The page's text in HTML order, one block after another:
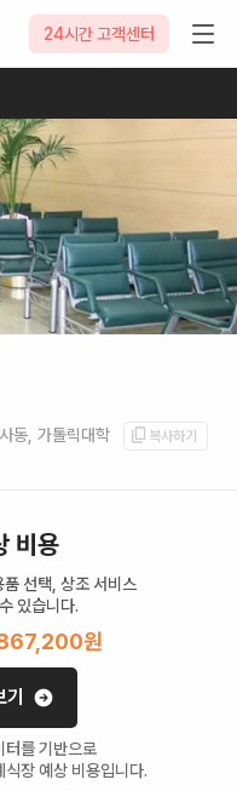
24시간 고객센터
동, 가톨릭대학
복사하기
비용
선택, 상조 서비스
있습니다.
원
를 기반으로
식장 예상 비용입니다.